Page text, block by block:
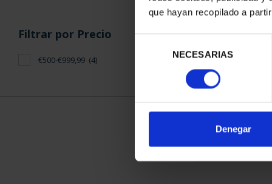
que hayan recopilado a
consentimiento
NECESARIAS
Denegar
Filtrar por Precio
€500-€999,99 (4)
Sólo para
ORDENAR POR: